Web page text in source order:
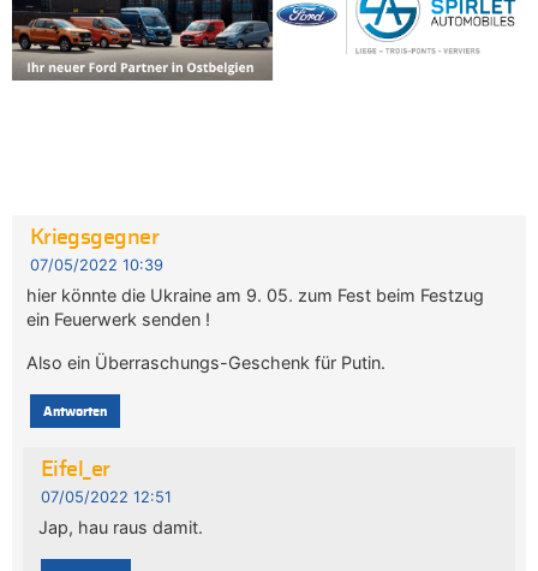
Kriegsgegner
07/05/2022 10:39
hier könnte die Ukraine am 9. 05. zum Fest beim Festzug
ein Feuerwerk senden !
Also ein Überraschungs-Geschenk für Putin.
Antworten
Eifel_er
07/05/2022 12:51
Jap, hau raus damit.